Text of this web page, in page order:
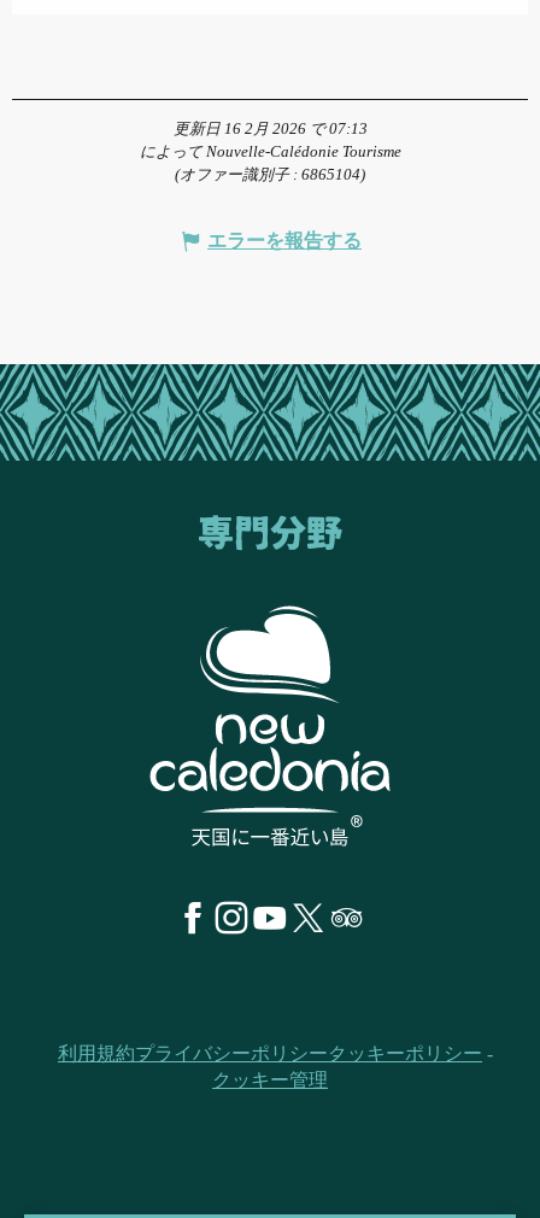
更新日 16 2月 2026 で 07:13
によって Nouvelle-Calédonie Tourisme
(オファー識別子 : 6865104)
エラーを報告する
専門分野
利用規約プライバシーポリシークッキーポリシー
クッキー管理